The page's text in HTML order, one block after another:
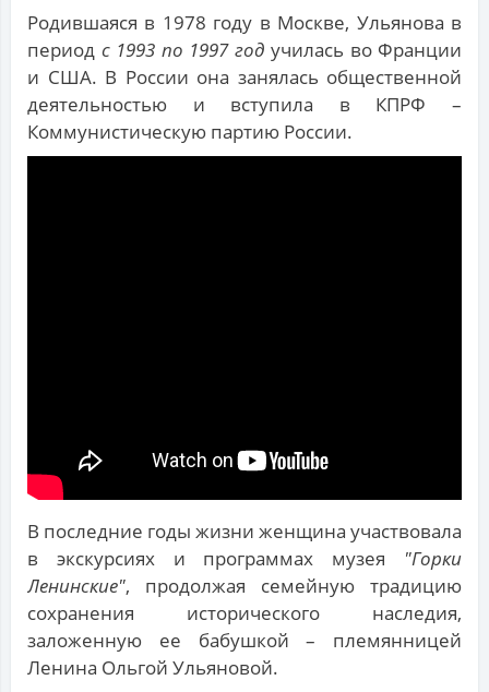
Родившаяся в 1978 году в Москве, Ульянова в
период с 1993 по 1997 год училась во Франции
и США. В России она занялась общественной
деятельностью и вступила в КПРФ –
Коммунистическую партию России.
В последние годы жизни женщина участвовала
в экскурсиях и программах музея "Горки
Ленинские", продолжая семейную традицию
сохранения исторического наследия,
заложенную ее бабушкой – племянницей
Ленина Ольгой Ульяновой.